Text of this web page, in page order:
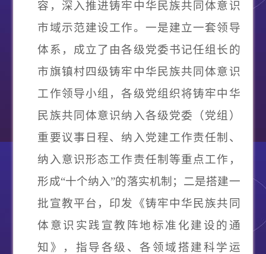
容，深入推进铸牢中华民族共同体意识
市域示范建设工作。 一是建立一套领导
体系 ，成立了由各级党委书记任组长的
市旗镇村四级铸牢中华民族共同体意识
工作领导小组，各级党组织将铸牢中华
民族共同体意识纳入各级党委（党组）
重要议事日程、纳入党建工作责任制、
纳入意识形态工作责任制等重点工作，
形成“十个纳入”的落实机制； 二是搭建一
批宣教平台 ，印发《铸牢中华民族共同
体意识实践宣教阵地标准化建设的通
知》，指导各级、各领域搭建科学运